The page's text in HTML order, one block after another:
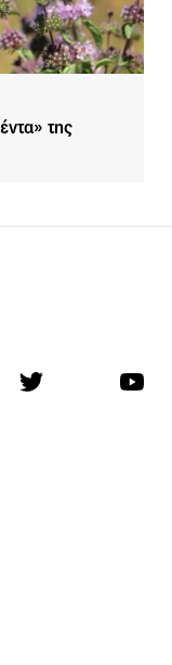
της